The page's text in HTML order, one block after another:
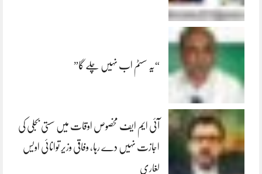
“یہ سسٹم اب نہیں چلے گا”
آئی ایم ایف مخصوص اوقات میں سستی بجلی کی
اجازت نہیں دے رہا، وفاقی وزیر توانائی اویس
لغاری